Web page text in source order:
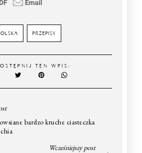
PRZEPISY
TEN WPIS:
bardzo kruche ciasteczka
Wcześniejszy post